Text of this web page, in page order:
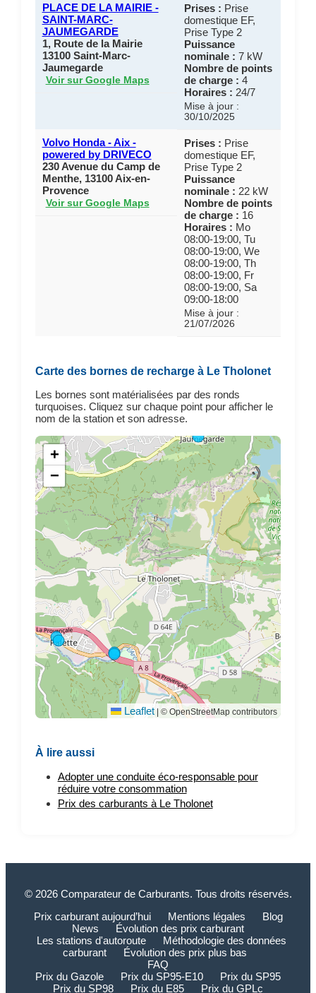
PLACE DE LA MAIRIE -
SAINT-MARC-
JAUMEGARDE
1, Route de la Mairie
13100 Saint-Marc-
Jaumegarde
Voir sur Google Maps
Prises : Prise
domestique EF,
Prise Type 2
Puissance
nominale : 7 kW
Nombre de points
de charge : 4
Horaires : 24/7
Mise à jour :
30/10/2025
Volvo Honda - Aix -
powered by DRIVECO
230 Avenue du Camp de
Menthe, 13100 Aix-en-
Provence
Voir sur Google Maps
Prises : Prise
domestique EF,
Prise Type 2
Puissance
nominale : 22 kW
Nombre de points
de charge : 16
Horaires : Mo
08:00-19:00, Tu
08:00-19:00, We
08:00-19:00, Th
08:00-19:00, Fr
08:00-19:00, Sa
09:00-18:00
Mise à jour :
21/07/2026
Carte des bornes de recharge à Le Tholonet
Les bornes sont matérialisées par des ronds
turquoises. Cliquez sur chaque point pour afficher le
nom de la station et son adresse.
+
−
Leaflet | © OpenStreetMap contributors
À lire aussi
Adopter une conduite éco-responsable pour
réduire votre consommation
Prix des carburants à Le Tholonet
© 2026 Comparateur de Carburants. Tous droits réservés.
Prix carburant aujourd’hui
Mentions légales
Blog
News
Évolution des prix carburant
Les stations d'autoroute
Méthodologie des données
carburant
Évolution des prix plus bas
FAQ
Prix du Gazole
Prix du SP95-E10
Prix du SP95
Prix du SP98
Prix du E85 Prix du GPLc